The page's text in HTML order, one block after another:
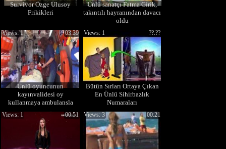
Survivor Özge Ulusoy
Frikikleri
Ünlü sanatçı Fatma Girik,
takıntılı hayranından davacı
oldu
Ünlü oyuncunun
kayınvalidesi oy
kullanmaya ambulansla
geldi
03:39
Views: 1
Bütün Sırları Ortaya Çıkan
En Ünlü Sihirbazlık
Numaraları
??.??
Views: 1
00:51
Views: 1 00:21
Views: 3